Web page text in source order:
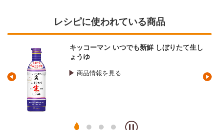
レシピに使われている商品
キッコーマン いつでも新鮮 しぼりたて生し
ょうゆ
商品情報を見る